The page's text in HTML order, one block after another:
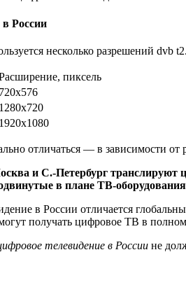
России
несколько разрешений dvb
пиксель
720х576
1280х720
1920х1080
отличаться — в зависимости
и С.-Петербург транслируют
в плане ТВ-
в России отличается
получать цифровое ТВ в
телевидение в России не